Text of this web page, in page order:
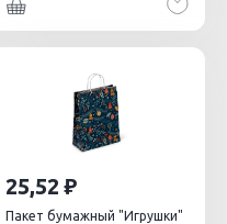
25,52
Пакет бумажный "Игрушки"